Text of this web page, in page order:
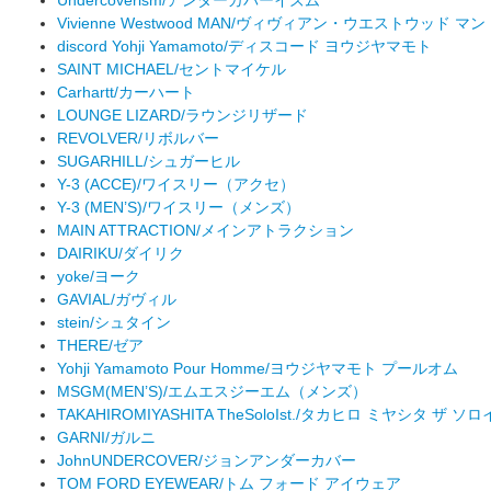
Vivienne Westwood MAN/ヴィヴィアン・ウエストウッド マン
discord Yohji Yamamoto/ディスコード ヨウジヤマモト
SAINT MICHAEL/セントマイケル
Carhartt/カーハート
LOUNGE LIZARD/ラウンジリザード
REVOLVER/リボルバー
SUGARHILL/シュガーヒル
Y-3 (ACCE)/ワイスリー（アクセ）
Y-3 (MEN’S)/ワイスリー（メンズ）
MAIN ATTRACTION/メインアトラクション
DAIRIKU/ダイリク
yoke/ヨーク
GAVIAL/ガヴィル
stein/シュタイン
THERE/ゼア
Yohji Yamamoto Pour Homme/ヨウジヤマモト プールオム
MSGM(MEN’S)/エムエスジーエム（メンズ）
TAKAHIROMIYASHITA TheSoloIst./タカヒロ ミヤシタ ザ ソロ
GARNI/ガルニ
JohnUNDERCOVER/ジョンアンダーカバー
TOM FORD EYEWEAR/トム フォード アイウェア